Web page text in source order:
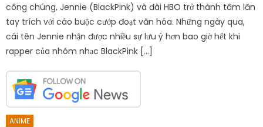
công chúng, Jennie (BlackPink) và đài HBO trở thành tâm lăn
tay trích với cáo buộc cướp đoạt văn hóa. Những ngày qua,
cái tên Jennie nhận được nhiều sự lưu ý hơn bao giờ hết khi
rapper của nhóm nhạc BlackPink […]
ANIME